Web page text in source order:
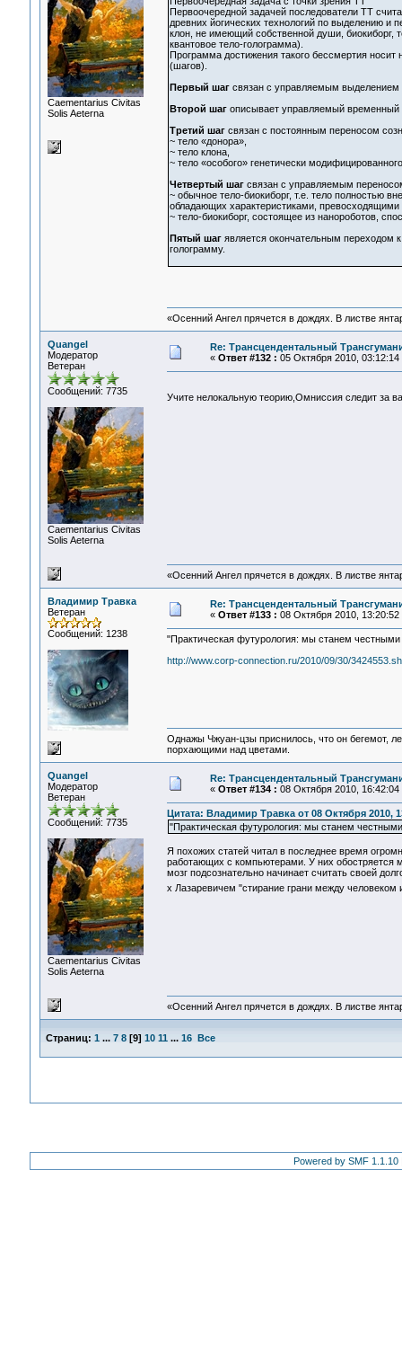
Сaementarius Civitas
Solis Aeterna
Первоочередной задачей последователи ТТ
древних йогических технологий по выделению и
клон, не имеющий собственной души, биокиборг,
квантовое тело-голограмма).
Программа достижения такого бессмертия
(шагов).
Первый шаг связан с управляемым выделением
Второй шаг описывает управляемый
Третий шаг связан с постоянным переносом
~ тело «донора»,
~ тело клона,
~ тело «особого» генетически
Четвертый шагсвязан с управляемым
~ обычное тело-биокиборг, т.е. тело полностью
обладающих характеристиками, превосходящими
~ тело-биокиборг, состоящее из нанороботов,
Пятый шагявляется окончательным переходом
голограмму.
«Осенний Ангел прячется в дождях. В листве
Quangel
Модератор
Ветеран
Сообщений: 7735
Сaementarius Civitas
Solis Aeterna
Re: Трансцендентальный
« Ответ #132 : 05 Октября 2010, 03:12:14
Учите нелокальную теорию,Омниссия следит за
«Осенний Ангел прячется в дождях. В листве
Владимир Травка
Ветеран
Сообщений: 1238
Re: Трансцендентальный
« Ответ #133 : 08 Октября 2010, 13:20:52
"Практическая футурология: мы станем честными
http://www.corp-connection.ru/2010/09/30/
Однажы Чжуан-цзы приснилось, что он бегемот,
порхающими над цветами.
Quangel
Модератор
Ветеран
Сообщений: 7735
Сaementarius Civitas
Solis Aeterna
Re: Трансцендентальный
« Ответ #134 : 08 Октября 2010, 16:42:04
Цитата: Владимир Травка от 08 Октября 2010,
"Практическая футурология: мы станем
Я похожих статей читал в последнее время
работающих с компьютерами. У них обостряется
мозг подсознательно начинает считать своей
х Лазаревичем "стирание грани между человеком
«Осенний Ангел прячется в дождях. В листве
Страниц: 1 ... 7 8[9] 10 11 ... 16 Все
Powered by SMF 1.1.10